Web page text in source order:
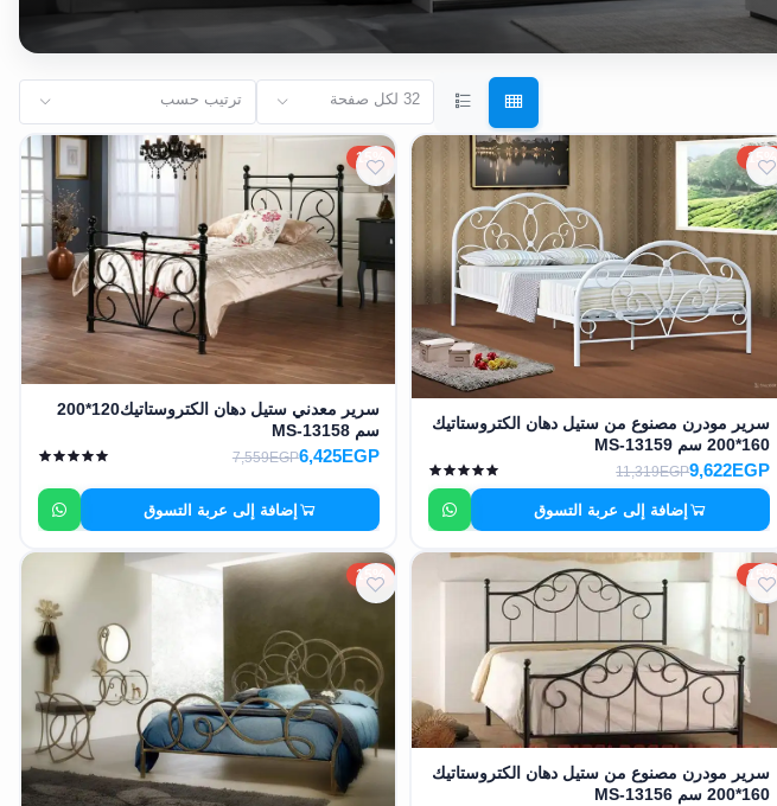
32 لكل صفحة ترتيب حسب
15%
سرير مودرن مصنوع من ستيل دهان الكتروستاتيك
160*200 سم MS-13159
9,622EGP
11,319EGP
إضافة إلى عربة التسوق
15%
سرير معدني ستيل دهان الكتروستاتيك120*200
سم MS-13158
6,425EGP
7,559EGP
إضافة إلى عربة التسوق
15%
سرير مودرن مصنوع من ستيل دهان الكتروستاتيك
160*200 سم MS-13156
15%